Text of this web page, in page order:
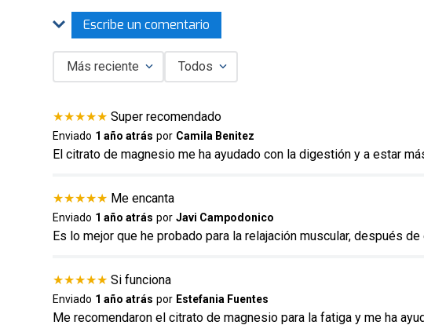
Escribe un comentario
Título
Califica el producto de 1 a 5 estrellas
★★★★★
Tu nombre
Dirección de email
Más reciente Todos
★★★★★ Super recomendado
Enviado 1 año atrás por Camila Benitez
El citrato de magnesio me ha ayudado con la digestión y a estar
★★★★★ Me encanta
Enviado 1 año atrás por Javi Campodonico
Es lo mejor que he probado para la relajación muscular, después
★★★★★ Si funciona
Enviado 1 año atrás por Estefania Fuentes
Me recomendaron el citrato de magnesio para la fatiga y me ha